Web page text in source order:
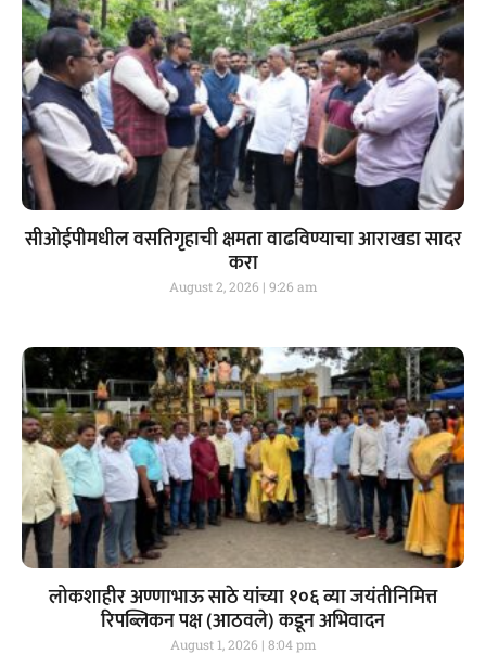
सीओईपीमधील वसतिगृहाची क्षमता वाढविण्याचा आराखडा सादर
करा
August 2, 2026 9:26 am
लोकशाहीर अण्णाभाऊ साठे यांच्या १०६ व्या जयंतीनिमित्त
रिपब्लिकन पक्ष (आठवले) कडून अभिवादन
August 1, 2026 8:04 pm